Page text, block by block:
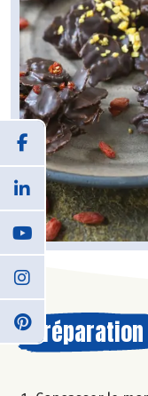
Préparation